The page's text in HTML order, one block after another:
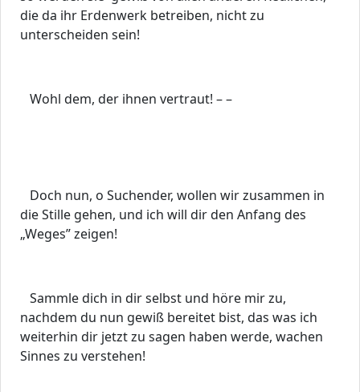
die da ihr Erdenwerk betreiben, nicht zu
unterscheiden sein!
Wohl dem, der ihnen vertraut! – –
Doch nun, o Suchender, wollen wir zusammen in
die Stille gehen, und ich will dir den Anfang des
„Weges” zeigen!
Sammle dich in dir selbst und höre mir zu,
nachdem du nun gewiß bereitet bist, das was ich
weiterhin dir jetzt zu sagen haben werde, wachen
Sinnes zu verstehen!